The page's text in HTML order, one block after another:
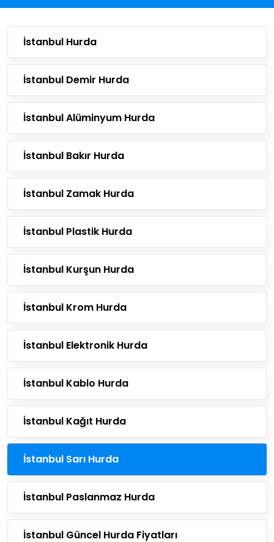
İstanbul Hurda
İstanbul Demir Hurda
İstanbul Alüminyum Hurda
İstanbul Bakır Hurda
İstanbul Zamak Hurda
İstanbul Plastik Hurda
İstanbul Kurşun Hurda
İstanbul Krom Hurda
İstanbul Elektronik Hurda
İstanbul Kablo Hurda
İstanbul Kağıt Hurda
İstanbul Sarı Hurda
İstanbul Paslanmaz Hurda
İstanbul Güncel Hurda Fiyatları